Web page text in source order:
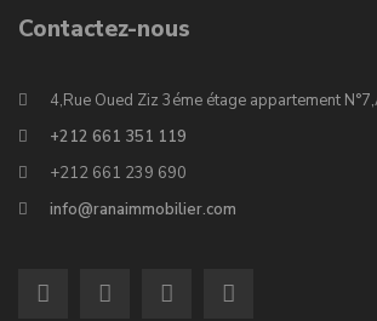
Contactez-nous
4,Rue Oued Ziz 3éme étage appartement
+212 661 351 119
+212 661 239 690
info@ranaimmobilier.com